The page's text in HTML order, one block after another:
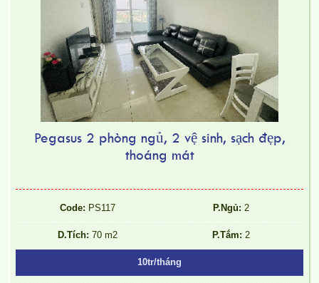
Pegasus 2 phòng ngủ, 2 vệ sinh, sạch đẹp,
thoáng mát
Code: PS117 P.Ngủ: 2
D.Tích: 70 m2 P.Tắm: 2
10tr/tháng